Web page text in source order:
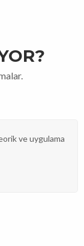
ve uygulama